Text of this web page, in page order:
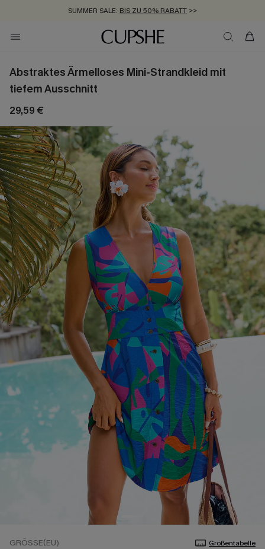
SUMMER SALE: BIS ZU 50% RABATT >>
ZUM NEWSLETTER:BIS ZU -20% EXTRA ERHALTEN
KOSTENLOSER VERSAND AB 89 €
Abstraktes Ärmelloses Mini-Strandkleid mit
tiefem Ausschnitt
29,59 €
GRÖSSE(EU) Größentabelle